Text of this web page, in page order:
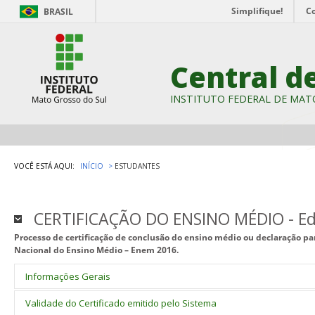
BRASIL Simplifique!
Central
INSTITUTO FEDERAL DE
VOCÊ ESTÁ AQUI: INÍCIO ESTUDANTES
CERTIFICAÇÃO DO ENSINO MÉDIO -
Processo de certificação de conclusão do ensino médio ou declaração
Nacional do Ensino Médio – Enem 2016.
Informações Gerais
Processo de certificação de conclusão do ensino médio ou
Validade do Certificado emitido pelo Sistema